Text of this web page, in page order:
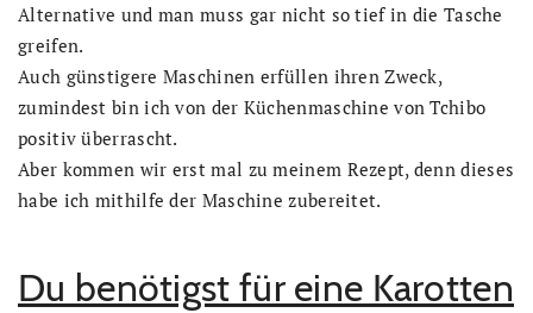
Alternative und man muss gar nicht so tief in die Tasche
greifen.
Auch günstigere Maschinen erfüllen ihren Zweck,
zumindest bin ich von der Küchenmaschine von Tchibo
positiv überrascht.
Aber kommen wir erst mal zu meinem Rezept, denn dieses
habe ich mithilfe der Maschine zubereitet.
Du benötigst für eine Karotten